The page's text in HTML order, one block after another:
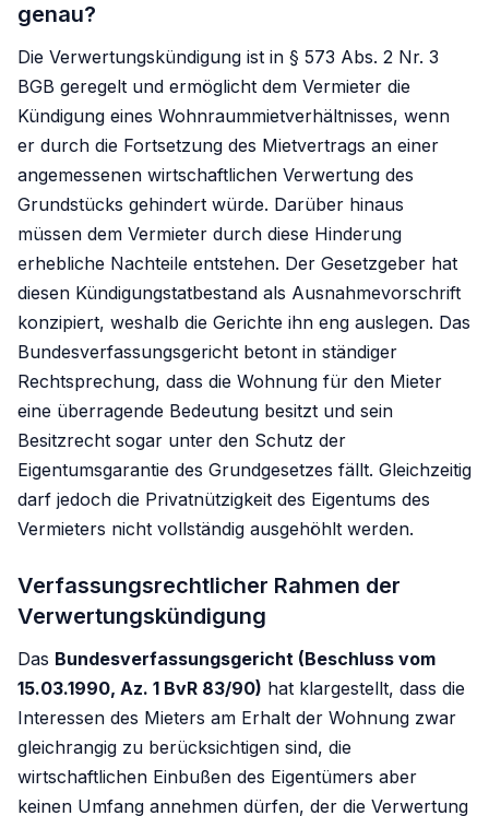
genau?
Die Verwertungskündigung ist in § 573 Abs. 2 Nr. 3
BGB geregelt und ermöglicht dem Vermieter die
Kündigung eines Wohnraummietverhältnisses, wenn
er durch die Fortsetzung des Mietvertrags an einer
angemessenen wirtschaftlichen Verwertung des
Grundstücks gehindert würde. Darüber hinaus
müssen dem Vermieter durch diese Hinderung
erhebliche Nachteile entstehen. Der Gesetzgeber hat
diesen Kündigungstatbestand als Ausnahmevorschrift
konzipiert, weshalb die Gerichte ihn eng auslegen. Das
Bundesverfassungsgericht betont in ständiger
Rechtsprechung, dass die Wohnung für den Mieter
eine überragende Bedeutung besitzt und sein
Besitzrecht sogar unter den Schutz der
Eigentumsgarantie des Grundgesetzes fällt. Gleichzeitig
darf jedoch die Privatnützigkeit des Eigentums des
Vermieters nicht vollständig ausgehöhlt werden.
Verfassungsrechtlicher Rahmen der
Verwertungskündigung
Das Bundesverfassungsgericht (Beschluss vom
15.03.1990, Az. 1 BvR 83/90) hat klargestellt, dass die
Interessen des Mieters am Erhalt der Wohnung zwar
gleichrangig zu berücksichtigen sind, die
wirtschaftlichen Einbußen des Eigentümers aber
keinen Umfang annehmen dürfen, der die Verwertung